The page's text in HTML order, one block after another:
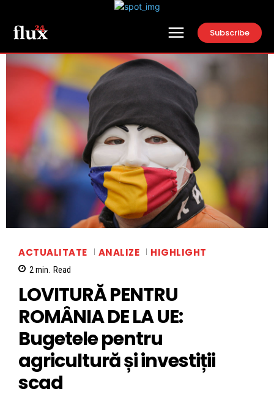
Subscribe
ACTUALITATE ANALIZE HIGHLIGHT
2min. Read
LOVITURĂ PENTRU
ROMÂNIA DE LA UE:
Bugetele pentru
agricultură și investiții
scad